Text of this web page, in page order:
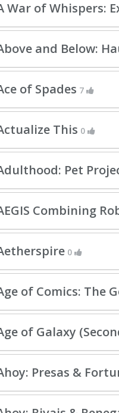
War of Whispers:
and Below:
of Spades 7
This 0
Pet
Combining
0
of Comics: The
of Galaxy
Presas &